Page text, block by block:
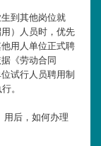
到其他岗位就
）人员时，优先
用人单位正式聘
《劳动合同
试行人员聘用制
。
用后，如何办理